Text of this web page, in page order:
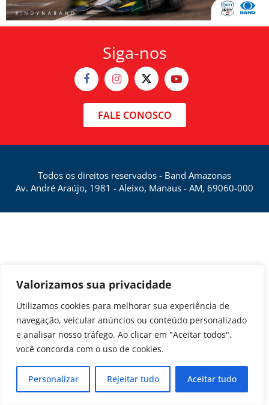
Valorizamos sua privacidade
Utilizamos cookies para melhorar sua experiência de
navegação, veicular anúncios ou conteúdo personalizado
e analisar nosso tráfego. Ao clicar em "Aceitar todos",
você concorda com o uso de cookies.
Personalizar Rejeitar tudo Aceitar tudo
Siga-nos
FALE CONOSCO
Todos os direitos reservados - Band Amazonas
Av. André Araújo, 1981 - Aleixo, Manaus - AM, 69060-000